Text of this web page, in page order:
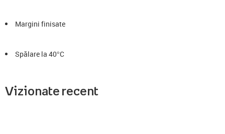
Margini finisate
Spălare la 40°C
Vizionate recent